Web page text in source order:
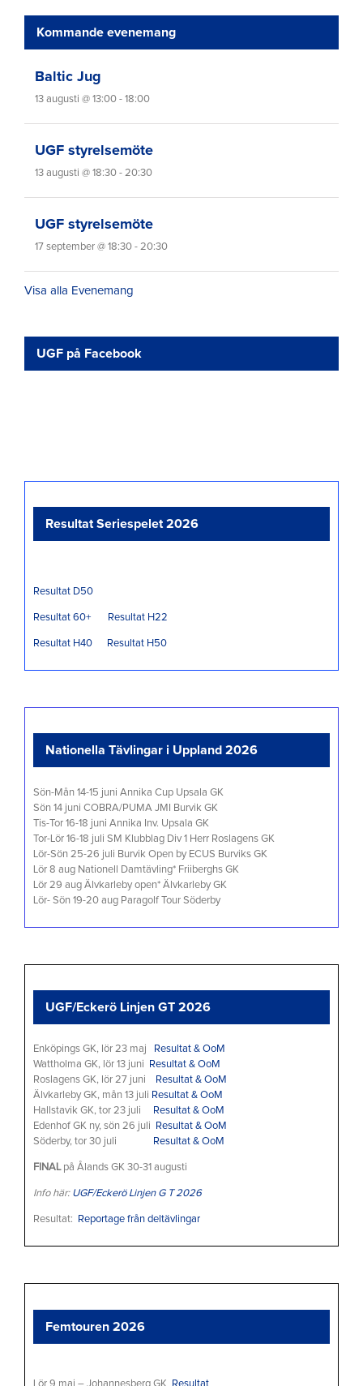
Kommande evenemang
Baltic Jug
13 augusti @ 13:00 - 18:00
UGF styrelsemöte
13 augusti @ 18:30 - 20:30
UGF styrelsemöte
17 september @ 18:30 - 20:30
Visa alla Evenemang
UGF på Facebook
Resultat Seriespelet 2026
Resultat D50
Resultat 60+ Resultat H22
Resultat H40 Resultat H50
Nationella Tävlingar i Uppland 2026
Sön-Mån 14-15 juni Annika Cup Upsala GK
Sön 14 juni COBRA/PUMA JMI Burvik GK
Tis-Tor 16-18 juni Annika Inv. Upsala GK
Tor-Lör 16-18 juli SM Klubblag Div 1 Herr Roslagens GK
Lör-Sön 25-26 juli Burvik Open by ECUS Burviks GK
Lör 8 aug Nationell Damtävling* Friiberghs GK
Lör 29 aug Älvkarleby open* Älvkarleby GK
Lör- Sön 19-20 aug Paragolf Tour Söderby
UGF/Eckerö Linjen GT 2026
Enköpings GK, lör 23 maj
Resultat & OoM
Wattholma GK, lör 13 juni
Resultat & OoM
Roslagens GK, lör 27 juni
Resultat & OoM
Älvkarleby GK, mån 13 juli Resultat & OoM
Hallstavik GK, tor 23 juli
Resultat & OoM
Edenhof GK ny, sön 26 juli
Resultat & OoM
Söderby, tor 30 juli
Resultat & OoM
FINALpå Ålands GK 30-31 augusti
Info här: UGF/Eckerö Linjen G T 2026
Resultat: Reportage från deltävlingar
Femtouren 2026
Lör 9 maj – Johannesberg GK Resultat